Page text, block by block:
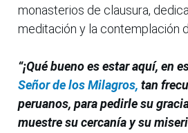
monasterios de clausura,
meditación y la contemplación
“¡Qué bueno es estar aquí, en
Señor de los Milagros, tan
peruanos, para pedirle su
muestre su cercanía y su